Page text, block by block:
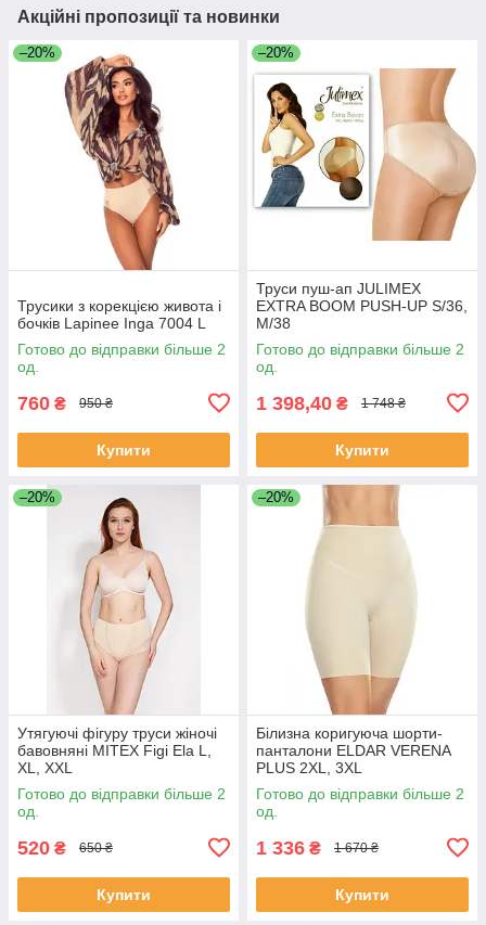
Акційні пропозиції та новинки
–20%
Трусики з корекцією живота і
бочків Lapinee Inga 7004 L
Готово до відправки більше 2
од.
760 ₴ 950 ₴
Купити
–20%
Труси пуш-ап JULIMEX
EXTRA BOOM PUSH-UP S/36,
M/38
Готово до відправки більше 2
од.
1 398,40 ₴ 1 748 ₴
Купити
–20%
Утягуючі фігуру труси жіночі
бавовняні MITEX Figi Ela L,
XL, XXL
Готово до відправки більше 2
од.
520 ₴ 650 ₴
Купити
–20%
Білизна коригуюча шорти-
панталони ELDAR VERENA
PLUS 2XL, 3XL
Готово до відправки більше 2
од.
1 336 ₴ 1 670 ₴
Купити